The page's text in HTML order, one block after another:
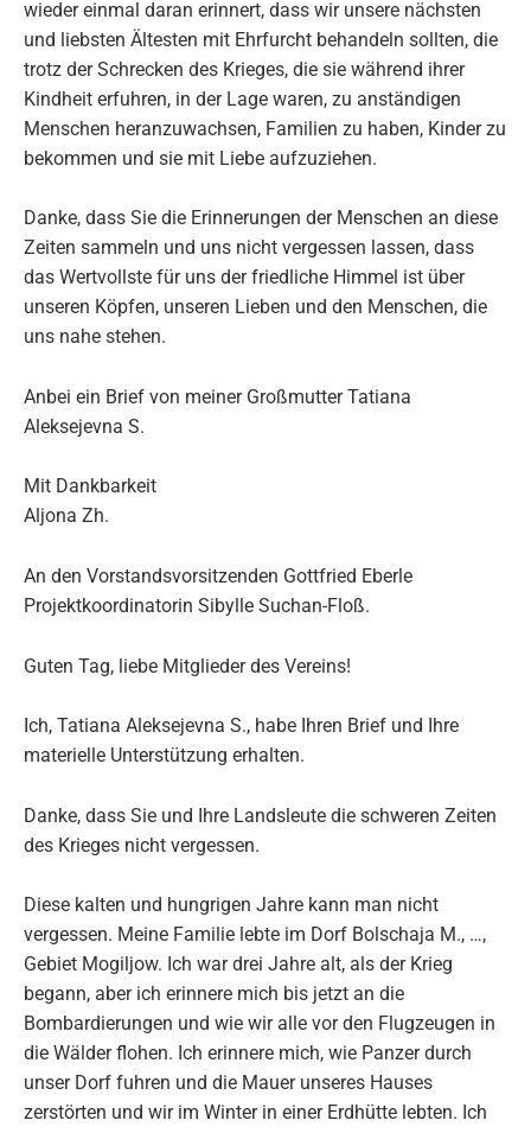
wieder einmal daran erinnert, dass wir unsere nächsten
und liebsten Ältesten mit Ehrfurcht behandeln sollten, die
trotz der Schrecken des Krieges, die sie während ihrer
Kindheit erfuhren, in der Lage waren, zu anständigen
Menschen heranzuwachsen, Familien zu haben, Kinder zu
bekommen und sie mit Liebe aufzuziehen.
Danke, dass Sie die Erinnerungen der Menschen an diese
Zeiten sammeln und uns nicht vergessen lassen, dass
das Wertvollste für uns der friedliche Himmel ist über
unseren Köpfen, unseren Lieben und den Menschen, die
uns nahe stehen.
Anbei ein Brief von meiner Großmutter Tatiana
Aleksejevna S.
Mit Dankbarkeit
Aljona Zh.
An den Vorstandsvorsitzenden Gottfried Eberle
Projektkoordinatorin Sibylle Suchan-Floß.
Guten Tag, liebe Mitglieder des Vereins!
Ich, Tatiana Aleksejevna S., habe Ihren Brief und Ihre
materielle Unterstützung erhalten.
Danke, dass Sie und Ihre Landsleute die schweren Zeiten
des Krieges nicht vergessen.
Diese kalten und hungrigen Jahre kann man nicht
vergessen. Meine Familie lebte im Dorf Bolschaja M., …,
Gebiet Mogiljow. Ich war drei Jahre alt, als der Krieg
begann, aber ich erinnere mich bis jetzt an die
Bombardierungen und wie wir alle vor den Flugzeugen in
die Wälder flohen. Ich erinnere mich, wie Panzer durch
unser Dorf fuhren und die Mauer unseres Hauses
zerstörten und wir im Winter in einer Erdhütte lebten. Ich